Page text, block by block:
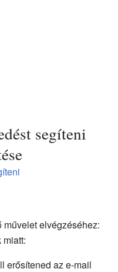
segíteni
elvégzéséhez:
miatt:
erősítened az e-mail